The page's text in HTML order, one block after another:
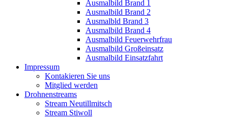
Ausmalbild Brand 1
Ausmalbild Brand 2
Ausmalbld Brand 3
Ausmalbild Brand 4
Ausmalbild Feuerwehrfrau
Ausmalbild Großeinsatz
Ausmalbild Einsatzfahrt
Impressum
Kontakieren Sie uns
Mitglied werden
Drohnenstreams
Stream Neutillmitsch
Stream Stiwoll